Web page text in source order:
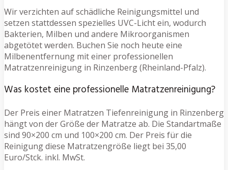
Wir verzichten auf schädliche Reinigungsmittel und
setzen stattdessen spezielles UVC-Licht ein, wodurch
Bakterien, Milben und andere Mikroorganismen
abgetötet werden. Buchen Sie noch heute eine
Milbenentfernung mit einer professionellen
Matratzenreinigung in Rinzenberg (Rheinland-Pfalz).
Was kostet eine professionelle Matratzenreinigung?
Der Preis einer Matratzen Tiefenreinigung in Rinzenberg
hängt von der Größe der Matratze ab. Die Standartmaße
sind 90×200 cm und 100×200 cm. Der Preis für die
Reinigung diese Matratzengröße liegt bei 35,00
Euro/Stck. inkl. MwSt.